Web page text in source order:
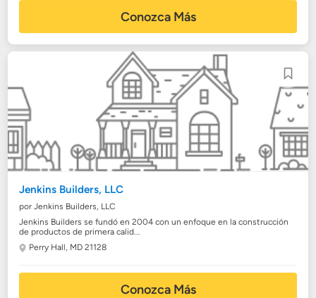
Conozca Más
Jenkins Builders, LLC
por Jenkins Builders, LLC
Jenkins Builders se fundó en 2004 con un enfoque en la construcción
de productos de primera calid...
Perry Hall, MD 21128
Conozca Más